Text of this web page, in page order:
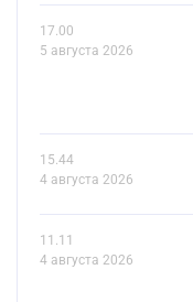
17.00
5 августа 2026
15.44
4 августа 2026
11.11
4 августа 2026